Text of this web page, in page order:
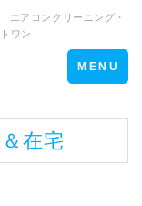
エアコンクリーニング・
ワン
Toggle
navigation
MENU
在宅